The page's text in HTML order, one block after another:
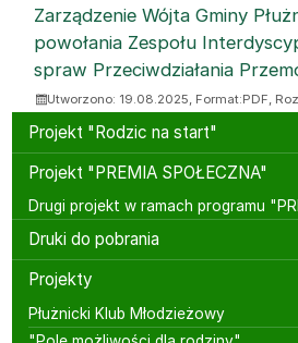
ZAŁĄCZNIKI
Zarządzenie Wójta Gminy
powołania Zespołu
spraw Przeciwdziałania
Utworzono: 19.08.2025, Format:PDF,
Menu boczne
Projekt "Rodzic na start"
Projekt "PREMIA SPOŁECZNA"
Drugi projekt w ramach programu
Druki do pobrania
Projekty
Płużnicki Klub Młodzieżowy